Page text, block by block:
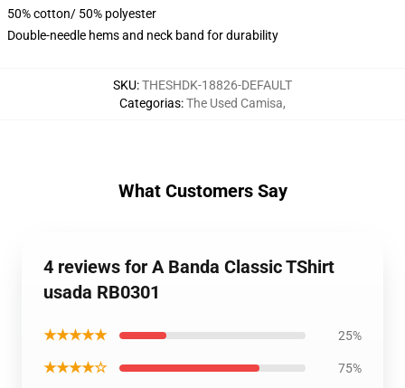
50% cotton/ 50% polyester
Double-needle hems and neck band for durability
SKU:THESHDK-18826-DEFAULT
Categorias:The Used Camisa,
What Customers Say
4 reviews for A Banda Classic TShirt
usada RB0301
★★★★★ 25%
★★★★☆ 75%